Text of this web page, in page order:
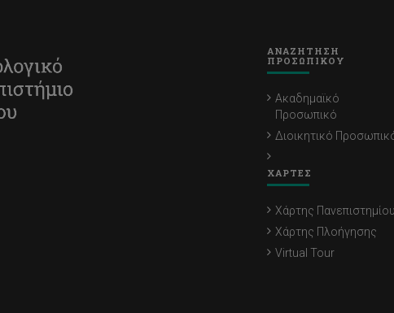
ΑΝΑΖΗΤΗΣΗ
ΠΡΟΣΩΠΙΚΟΥ
Ακαδημαϊκό
Προσωπικό
Διοικητικό
ΧΑΡΤΕΣ
Χάρτης Πανεπιστημίου
Χάρτης Πλοήγησης
Virtual Tour